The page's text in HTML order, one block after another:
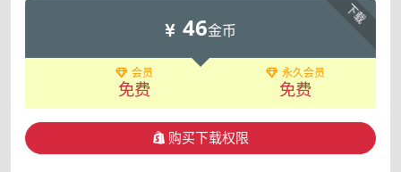
下载
46金币
会员
免费
永久会员
免费
购买下载权限